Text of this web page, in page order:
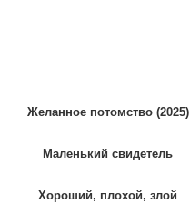
Желанное потомство (2025)
Маленький свидетель
Хороший, плохой, злой